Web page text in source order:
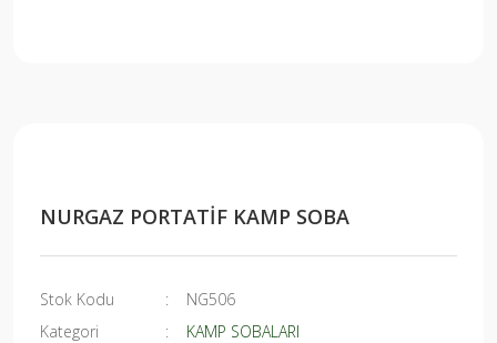
NURGAZ PORTATİF KAMP SOBA
Stok Kodu
NG506
Kategori
KAMP SOBALARI